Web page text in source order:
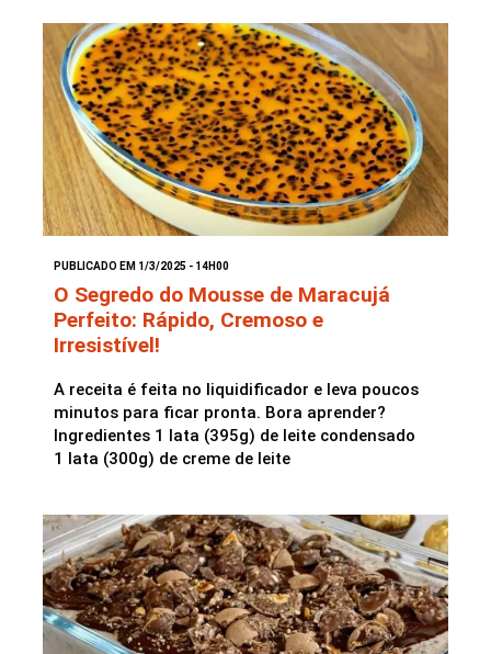
PUBLICADO EM 1/3/2025 - 14H00
O Segredo do Mousse de Maracujá
Perfeito: Rápido, Cremoso e
Irresistível!
A receita é feita no liquidificador e leva poucos
minutos para ficar pronta. Bora aprender?
Ingredientes 1 lata (395g) de leite condensado
1 lata (300g) de creme de leite